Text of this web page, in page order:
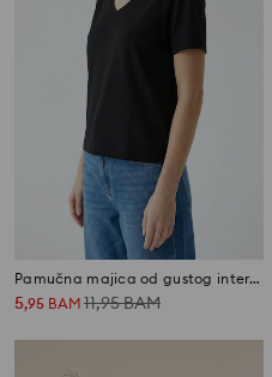
Pamučna majica od gustog interlock pletiva
5,95 BAM 11,95BAM